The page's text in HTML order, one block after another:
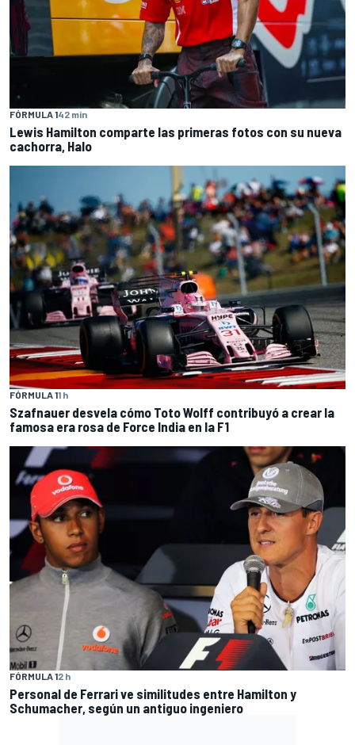
FÓRMULA 142 min
Lewis Hamilton comparte las primeras fotos con su nueva
cachorra, Halo
FÓRMULA 11 h
Szafnauer desvela cómo Toto Wolff contribuyó a crear la
famosa era rosa de Force India en la F1
FÓRMULA 12 h
Personal de Ferrari ve similitudes entre Hamilton y
Schumacher, según un antiguo ingeniero